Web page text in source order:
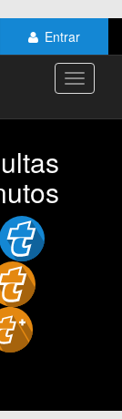
Entrar
Toggle